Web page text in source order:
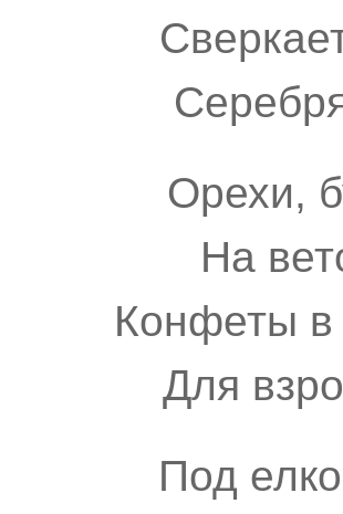
Орехи,
На
Конфеты в
Для
Под